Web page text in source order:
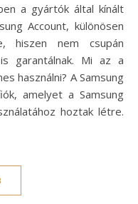
a gyártók által kínált
Account, különösen
hiszen nem csupán
garantálnak. Mi az a
használni? A Samsung
amelyet a Samsung
hoztak létre.